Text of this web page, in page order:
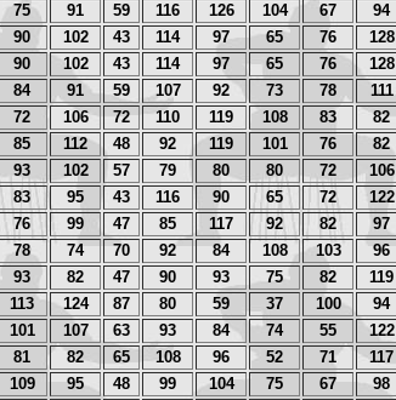
75 91 59 116 126 104 67 94
90 102 43 114 97 65 76 128
90 102 43 114 97 65 76 128
84 91 59 107 92 73 78 111
72 106 72 110 119 108 83 82
85 112 48 92 119 101 76 82
93 102 57 79 80 80 72 106
83 95 43 116 90 65 72 122
76 99 47 85 117 92 82 97
78 74 70 92 84 108 103 96
93 82 47 90 93 75 82 119
113 124 87 80 59 37 100 94
101 107 63 93 84 74 55 122
81 82 65 108 96 52 71 117
109 95 48 99 104 75 67 98